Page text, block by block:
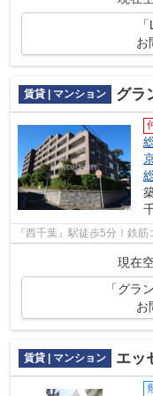
お
賃貸 | マンション グラ
『西千葉』駅徒歩5分！鉄
現在
「グラ
お
賃貸 | マンション エッ